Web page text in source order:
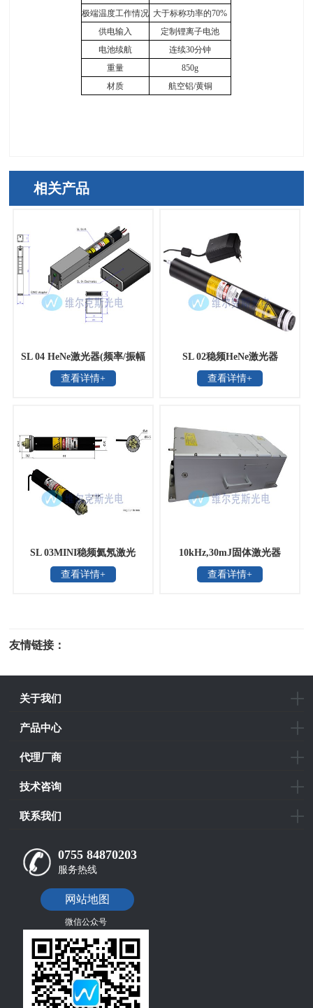
极端温度工作情况 大于标称功率的70%
供电输入
定制锂离子电池
电池续航
连续30分钟
重量
850g
材质
航空铝/黄铜
相关产品
SL 04 HeNe激光器(频率/振幅
双稳)
查看详情+
SL 02稳频HeNe激光器
查看详情+
SL 03MINI稳频氦氖激光
器，德国SIOS
查看详情+
10kHz,30mJ固体激光器
查看详情+
友情链接：
关于我们
产品中心
代理厂商
技术咨询
联系我们
0755 84870203
服务热线
网站地图
微信公众号